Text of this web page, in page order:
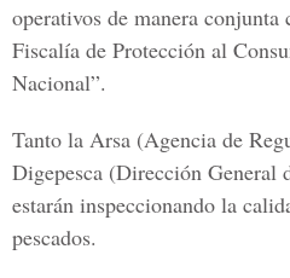
operativos de manera conjunta
Fiscalía de Protección al
Nacional”.
Tanto la Arsa (Agencia de
Digepesca (Dirección General
estarán inspeccionando la
pescados.